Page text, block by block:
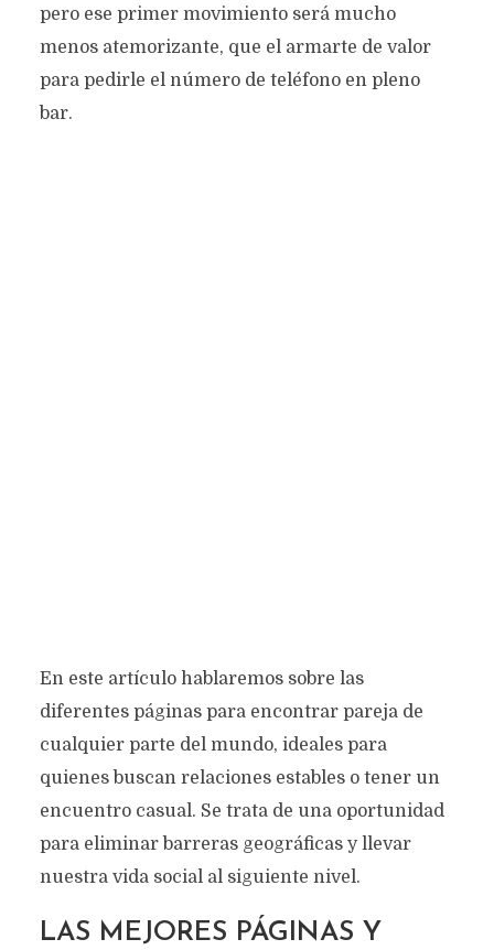
pero ese primer movimiento será mucho
menos atemorizante, que el armarte de valor
para pedirle el número de teléfono en pleno
bar.
En este artículo hablaremos sobre las
diferentes páginas para encontrar pareja de
cualquier parte del mundo, ideales para
quienes buscan relaciones estables o tener un
encuentro casual. Se trata de una oportunidad
para eliminar barreras geográficas y llevar
nuestra vida social al siguiente nivel.
LAS MEJORES PÁGINAS Y